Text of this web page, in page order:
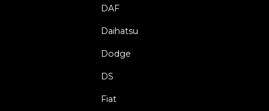
DAF
Daihatsu
Dodge
DS
Fiat